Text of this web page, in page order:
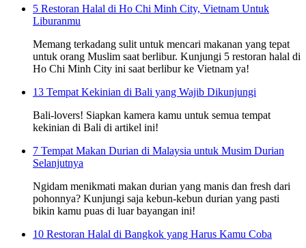
5 Restoran Halal di Ho Chi Minh City, Vietnam Untuk
Liburanmu
Memang terkadang sulit untuk mencari makanan yang tepat
untuk orang Muslim saat berlibur. Kunjungi 5 restoran halal di
Ho Chi Minh City ini saat berlibur ke Vietnam ya!
13 Tempat Kekinian di Bali yang Wajib Dikunjungi
Bali-lovers! Siapkan kamera kamu untuk semua tempat
kekinian di Bali di artikel ini!
7 Tempat Makan Durian di Malaysia untuk Musim Durian
Selanjutnya
Ngidam menikmati makan durian yang manis dan fresh dari
pohonnya? Kunjungi saja kebun-kebun durian yang pasti
bikin kamu puas di luar bayangan ini!
10 Restoran Halal di Bangkok yang Harus Kamu Coba